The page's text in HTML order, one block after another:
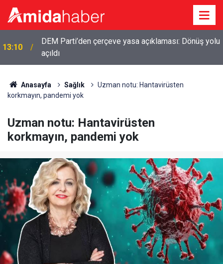
13:10
DEM Parti’den çerçeve yasa açıklaması: Dönüş yolu
açıldı
Anasayfa Sağlık
Uzman notu: Hantavirüsten
korkmayın, pandemi yok
Uzman notu: Hantavirüsten
korkmayın, pandemi yok